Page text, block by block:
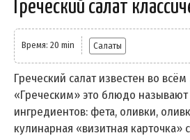
Греческий салат
Время: 20 min Салаты
Греческий салат известен во
«Греческим» это блюдо называют
ингредиентов: фета, оливки,
кулинарная «визитная карточка»